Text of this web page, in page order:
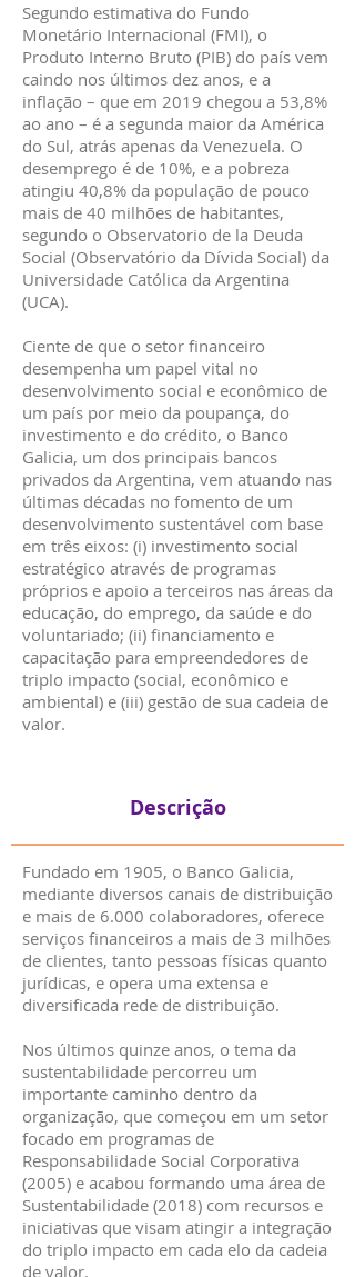
Segundo estimativa do Fundo
Monetário Internacional (FMI), o
Produto Interno Bruto (PIB) do país vem
caindo nos últimos dez anos, e a
inflação – que em 2019 chegou a 53,8%
ao ano – é a segunda maior da América
do Sul, atrás apenas da Venezuela. O
desemprego é de 10%, e a pobreza
atingiu 40,8% da população de pouco
mais de 40 milhões de habitantes,
segundo o Observatorio de la Deuda
Social (Observatório da Dívida Social) da
Universidade Católica da Argentina
(UCA).
Ciente de que o setor financeiro
desempenha um papel vital no
desenvolvimento social e econômico de
um país por meio da poupança, do
investimento e do crédito, o Banco
Galicia, um dos principais bancos
privados da Argentina, vem atuando nas
últimas décadas no fomento de um
desenvolvimento sustentável com base
em três eixos: (i) investimento social
estratégico através de programas
próprios e apoio a terceiros nas áreas da
educação, do emprego, da saúde e do
voluntariado; (ii) financiamento e
capacitação para empreendedores de
triplo impacto (social, econômico e
ambiental) e (iii) gestão de sua cadeia de
valor.
Descrição
Fundado em 1905, o Banco Galicia,
mediante diversos canais de distribuição
e mais de 6.000 colaboradores, oferece
serviços financeiros a mais de 3 milhões
de clientes, tanto pessoas físicas quanto
jurídicas, e opera uma extensa e
diversificada rede de distribuição.
Nos últimos quinze anos, o tema da
sustentabilidade percorreu um
importante caminho dentro da
organização, que começou em um setor
focado em programas de
Responsabilidade Social Corporativa
(2005) e acabou formando uma área de
Sustentabilidade (2018) com recursos e
iniciativas que visam atingir a integração
do triplo impacto em cada elo da cadeia
de valor.